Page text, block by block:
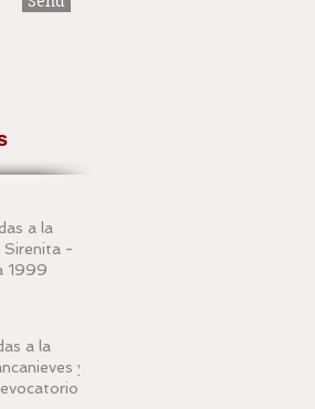
a la
Sirenita -
1999
a la
y